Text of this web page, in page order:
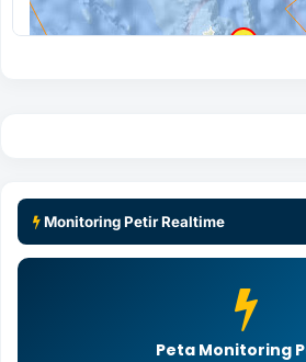
Monitoring Petir Realtime
Peta Monitoring